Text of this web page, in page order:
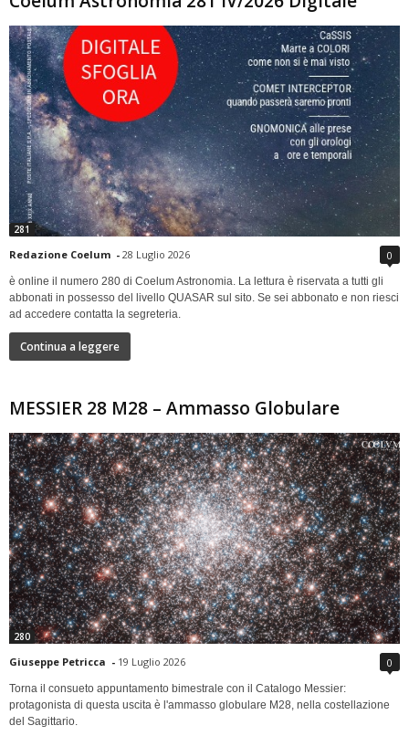
281
Redazione Coelum - 28 Luglio 2026 0
è online il numero 280 di Coelum Astronomia. La lettura è riservata a tutti gli
abbonati in possesso del livello QUASAR sul sito. Se sei abbonato e non riesci
ad accedere contatta la segreteria.
Continua a leggere
MESSIER 28 M28 – Ammasso Globulare
280
Giuseppe Petricca - 19 Luglio 2026 0
Torna il consueto appuntamento bimestrale con il Catalogo Messier:
protagonista di questa uscita è l'ammasso globulare M28, nella costellazione
del Sagittario.